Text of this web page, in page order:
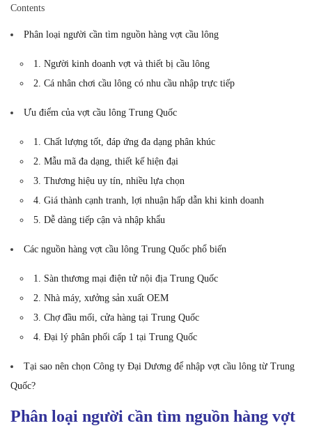
Contents
Phân loại người cần tìm nguồn hàng vợt cầu lông
1. Người kinh doanh vợt và thiết bị cầu lông
2. Cá nhân chơi cầu lông có nhu cầu nhập trực tiếp
Ưu điểm của vợt cầu lông Trung Quốc
1. Chất lượng tốt, đáp ứng đa dạng phân khúc
2. Mẫu mã đa dạng, thiết kế hiện đại
3. Thương hiệu uy tín, nhiều lựa chọn
4. Giá thành cạnh tranh, lợi nhuận hấp dẫn khi kinh doanh
5. Dễ dàng tiếp cận và nhập khẩu
Các nguồn hàng vợt cầu lông Trung Quốc phổ biến
1. Sàn thương mại điện tử nội địa Trung Quốc
2. Nhà máy, xưởng sản xuất OEM
3. Chợ đầu mối, cửa hàng tại Trung Quốc
4. Đại lý phân phối cấp 1 tại Trung Quốc
Tại sao nên chọn Công ty Đại Dương để nhập vợt cầu lông từ Trung
Quốc?
Phân loại người cần tìm nguồn hàng vợt